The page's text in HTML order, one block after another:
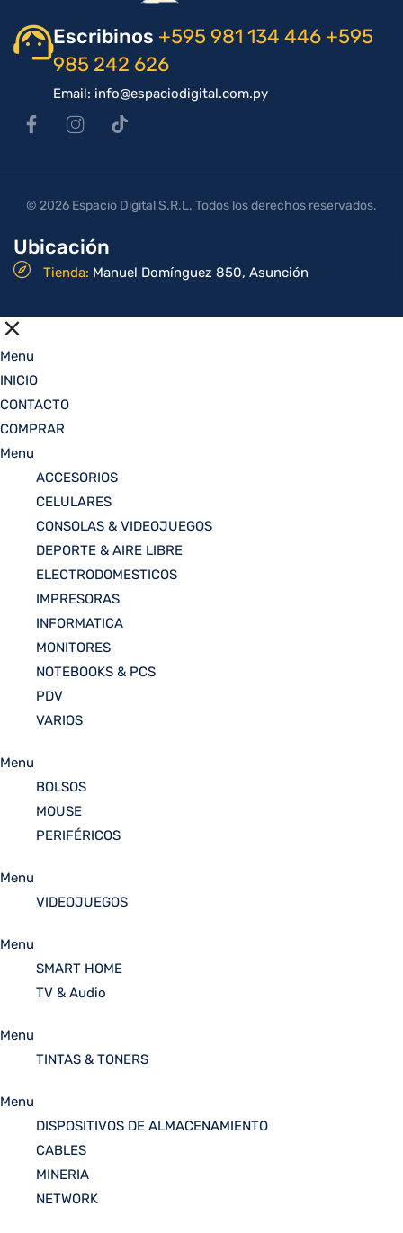
Escribinos +595 981 134 446 +595
985 242 626
Email: info@espaciodigital.com.py
Ubicación
Tienda: Manuel Domínguez 850, Asunción
© 2026 Espacio Digital S.R.L. Todos los derechos reservados.
Menu
INICIO
CONTACTO
COMPRAR
Menu
ACCESORIOS
CELULARES
CONSOLAS & VIDEOJUEGOS
DEPORTE & AIRE LIBRE
ELECTRODOMESTICOS
IMPRESORAS
INFORMATICA
MONITORES
NOTEBOOKS & PCS
PDV
VARIOS
Menu
BOLSOS
MOUSE
PERIFÉRICOS
Menu
VIDEOJUEGOS
Menu
SMART HOME
TV & Audio
Menu
TINTAS & TONERS
Menu
DISPOSITIVOS DE ALMACENAMIENTO
CABLES
MINERIA
NETWORK